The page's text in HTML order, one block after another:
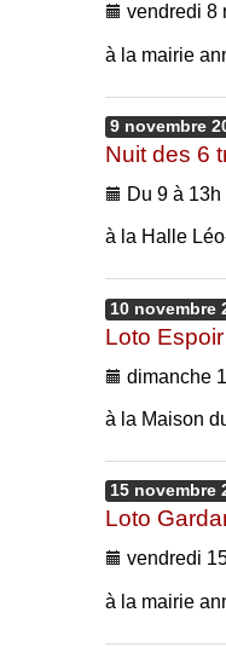
vendredi 8
à la mairie
9 novembre
Nuit des 6
Du 9 à
à la Halle
10 novembre
Loto
dimanche
à la Maison
15 novembre
Loto
vendredi
à la mairie